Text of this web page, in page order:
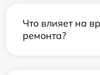
Что влияет на
ремонта?